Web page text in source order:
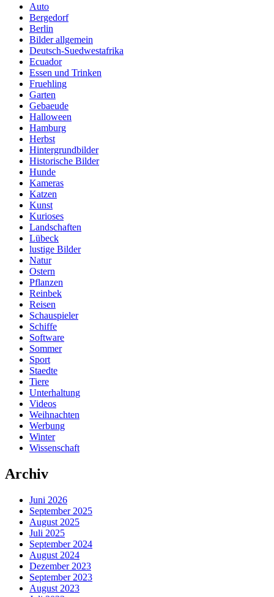
Auto
Bergedorf
Berlin
Bilder allgemein
Deutsch-Suedwestafrika
Ecuador
Essen und Trinken
Fruehling
Garten
Gebaeude
Halloween
Hamburg
Herbst
Hintergrundbilder
Historische Bilder
Hunde
Kameras
Katzen
Kunst
Kurioses
Landschaften
Lübeck
lustige Bilder
Natur
Ostern
Pflanzen
Reinbek
Reisen
Schauspieler
Schiffe
Software
Sommer
Sport
Staedte
Tiere
Unterhaltung
Videos
Weihnachten
Werbung
Winter
Wissenschaft
Archiv
Juni 2026
September 2025
August 2025
Juli 2025
September 2024
August 2024
Dezember 2023
September 2023
August 2023